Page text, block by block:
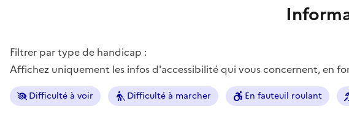
Filtrer par type de handicap :
Affichez uniquement les infos d'accessibilité qui vous concernent, en
Difficulté à voir Difficulté à marcher En fauteuil roulant